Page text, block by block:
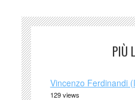
PIÙ
Vincenzo Ferdinandi
129 views